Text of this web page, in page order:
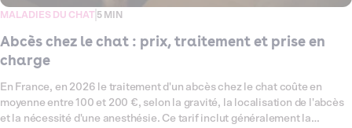
MALADIES DU CHAT 5 MIN
Abcès chez le chat : prix, traitement et prise en
charge
En France, en 2026 le traitement d'un abcès chez le chat coûte en
moyenne entre 100 et 200 €, selon la gravité, la localisation de l'abcès
et la nécessité d'une anesthésie. Ce tarif inclut généralement la